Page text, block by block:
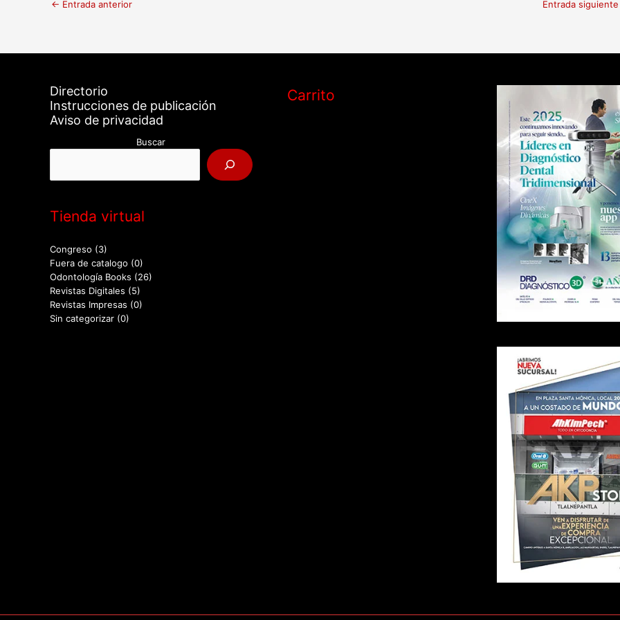
← Entrada anterior Entrada
Directorio
Instrucciones de publicación
Aviso de privacidad
Buscar
Tienda virtual
Congreso (3)
Fuera de catalogo (0)
Odontología Books (26)
Revistas Digitales (5)
Revistas Impresas (0)
Sin categorizar (0)
Carrito